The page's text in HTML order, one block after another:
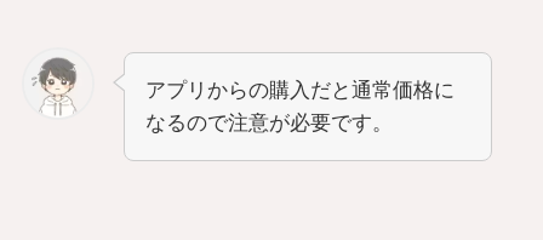
アプリからの購入だと通常価格に
なるので注意が必要です。